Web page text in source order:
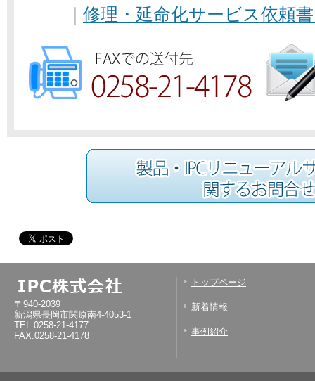
｜ 修理・延命化サービス依頼
〒940-2039
新潟県長岡市関原南4-4053-1
TEL.0258-21-4177
FAX.0258-21-4178
トップページ
新着情報
事例紹介